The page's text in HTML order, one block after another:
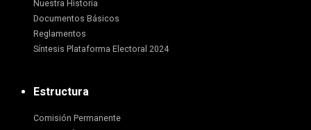
Nuestra Historia
Documentos Básicos
Reglamentos
Síntesis Plataforma Electoral 2024
Estructura
Comisión Permanente